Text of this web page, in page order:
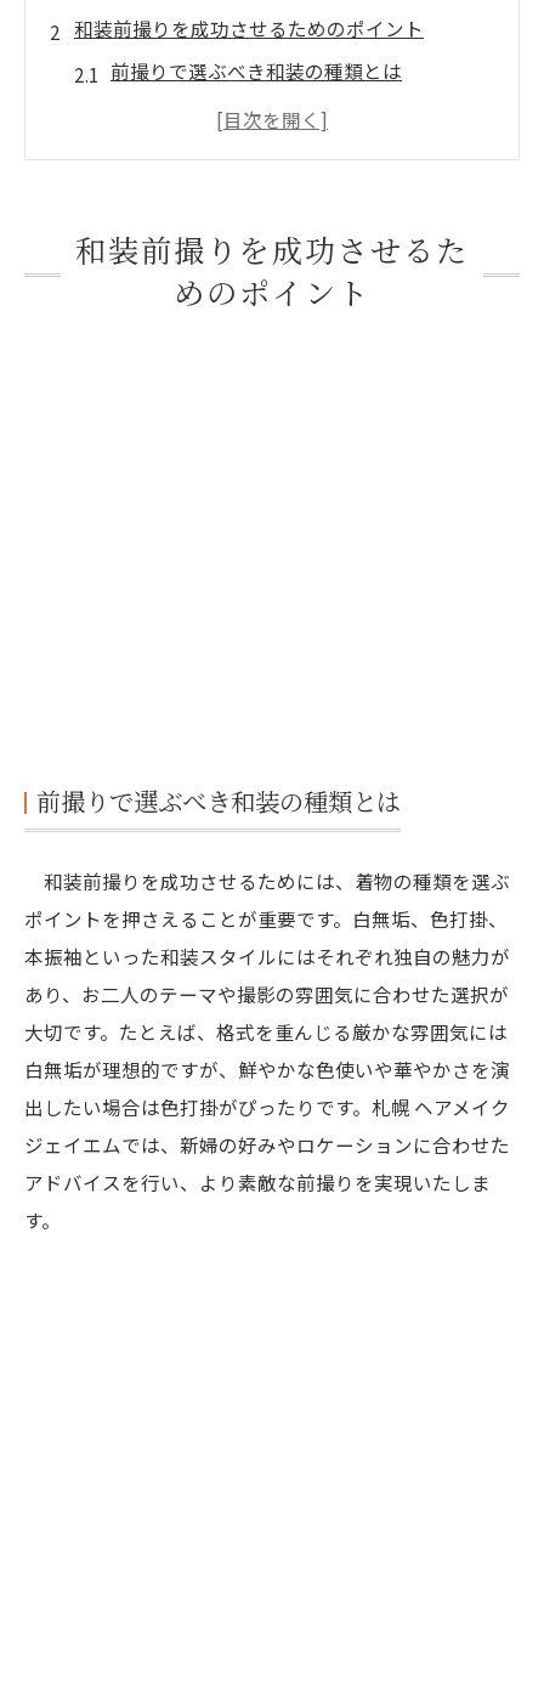
和装前撮りを成功させるためのポイント
前撮りで選ぶべき和装の種類とは
ロケーション選びがヘアメイクに与える影
プロのアドバイスを取り入れた事前準備
和装に合うヘアスタイルの種類
季節や天候に合わせたスタイル調整
事前のリハーサル撮影で自信をつける
和装前撮りを成功させるた
めのポイント
前撮りで選ぶべき和装の種類とは
和装前撮りを成功させるためには、着物の種類を選ぶ
ポイントを押さえることが重要です。白無垢、色打掛、
本振袖といった和装スタイルにはそれぞれ独自の魅力が
あり、お二人のテーマや撮影の雰囲気に合わせた選択が
大切です。たとえば、格式を重んじる厳かな雰囲気には
白無垢が理想的ですが、鮮やかな色使いや華やかさを演
出したい場合は色打掛がぴったりです。札幌 ヘアメイク
ジェイエムでは、新婦の好みやロケーションに合わせた
アドバイスを行い、より素敵な前撮りを実現いたしま
す。